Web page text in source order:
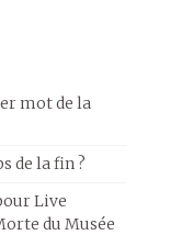
mot de la
de la fin ?
Live
du Musée